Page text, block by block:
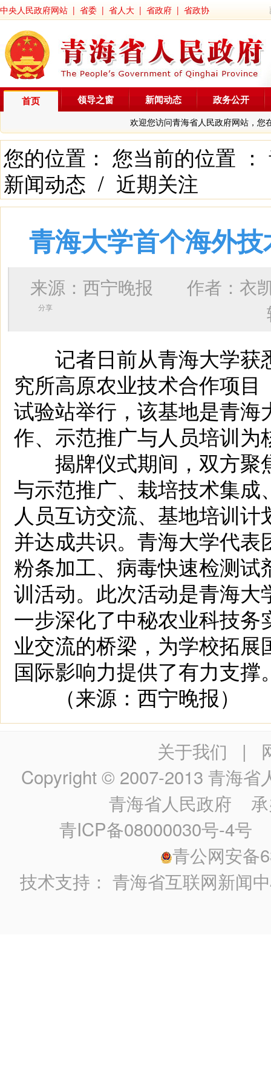
中央人民政府网站 | 省委 | 省人大 | 省政府 | 省政协
首页
欢迎您访问青海省人民政府网站，您
领导之窗 新闻动态 政务公开
您的位置： 您当前的位置 ：
新闻动态 / 近期关注
青海大学首个海外
来源：西宁晚报 作者： 衣
分享
记者日前从青海大学获
究所高原农业技术合作项
试验站举行，该基地是青
作、示范推广与人员培训为
揭牌仪式期间，双方聚
与示范推广、栽培技术集
人员互访交流、基地培训
并达成共识。青海大学代
粉条加工、病毒快速检测
训活动。此次活动是青海
一步深化了中秘农业科技
业交流的桥梁，为学校拓
国际影响力提供了有力支撑
（来源：西宁晚报）
关于我们 |
Copyright © 2007-2013 青海省
青海省人民政府 承
青ICP备08000030号-4号
青公网安备
技术支持：青海省互联网新闻